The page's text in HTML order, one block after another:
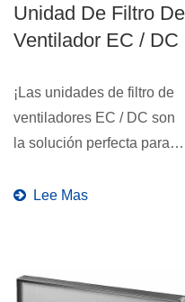
Unidad De Filtro De
Ventilador EC / DC
¡Las unidades de filtro de
ventiladores EC / DC son
la solución perfecta para
Lee Mas